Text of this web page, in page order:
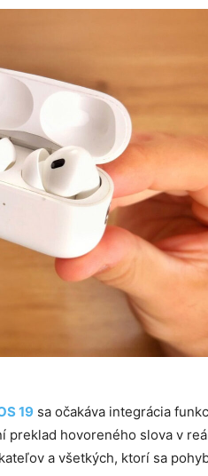
19 sa očakáva integrácia
preklad hovoreného slova v
a všetkých, ktorí sa